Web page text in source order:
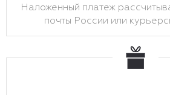
Наложенный платеж
почты России или